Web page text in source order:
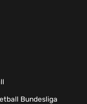
Bundesliga